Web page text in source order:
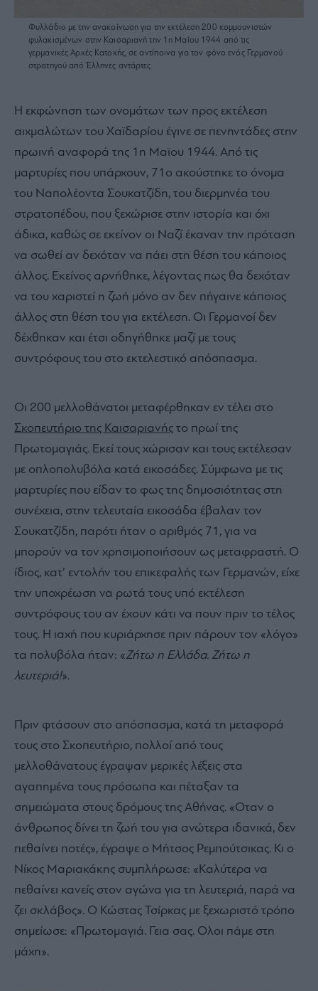
Φυλλάδιο με την ανακοίνωση για την εκτέλεση 200 κομμουνιστών
φυλακισμένων στην Καισαριανή την 1η Μαΐου 1944 από τις
γερμανικές Αρχές Κατοχής, σε αντίποινα για τον φόνο ενός Γερμανού
στρατηγού από Έλληνες αντάρτες.
Η εκφώνηση των ονομάτων των προς εκτέλεση
αιχμαλώτων του Χαϊδαρίου έγινε σε πενηντάδες στην
πρωινή αναφορά της 1η Μαϊου 1944. Από τις
μαρτυρίες που υπάρχουν, 71ο ακούστηκε το όνομα
του Ναπολέοντα Σουκατζίδη, του διερμηνέα του
στρατοπέδου, που ξεχώρισε στην ιστορία και όχι
άδικα, καθώς σε εκείνον οι Ναζί έκαναν την πρόταση
να σωθεί αν δεχόταν να πάει στη θέση του κάποιος
άλλος. Εκείνος αρνήθηκε, λέγοντας πως θα δεχόταν
να του χαριστεί η ζωή μόνο αν δεν πήγαινε κάποιος
άλλος στη θέση του για εκτέλεση. Οι Γερμανοί δεν
δέχθηκαν και έτσι οδηγήθηκε μαζί με τους
συντρόφους του στο εκτελεστικό απόσπασμα.
Οι 200 μελλοθάνατοι μεταφέρθηκαν εν τέλει στο
Σκοπευτήριο της Καισαριανής το πρωί της
Πρωτομαγιάς. Εκεί τους χώρισαν και τους εκτέλεσαν
με οπλοπολυβόλα κατά εικοσάδες. Σύμφωνα με τις
μαρτυρίες που είδαν το φως της δημοσιότητας στη
συνέχεια, στην τελευταία εικοσάδα έβαλαν τον
Σουκατζίδη, παρότι ήταν ο αριθμός 71, για να
μπορούν να τον χρησιμοποιήσουν ως μεταφραστή. Ο
ίδιος, κατ’ εντολήν του επικεφαλής των Γερμανών, είχε
την υποχρέωση να ρωτά τους υπό εκτέλεση
συντρόφους του αν έχουν κάτι να πουν πριν το τέλος
τους. Η ιαχή που κυριάρχησε πριν πάρουν τον «λόγο»
τα πολυβόλα ήταν: «Ζήτω η Ελλάδα. Ζήτω η
λευτεριά!».
Πριν φτάσουν στο απόσπασμα, κατά τη μεταφορά
τους στο Σκοπευτήριο, πολλοί από τους
μελλοθάνατους έγραψαν μερικές λέξεις στα
αγαπημένα τους πρόσωπα και πέταξαν τα
σημειώματα στους δρόμους της Αθήνας. «Οταν ο
άνθρωπος δίνει τη ζωή του για ανώτερα ιδανικά, δεν
πεθαίνει ποτές», έγραψε ο Μήτσος Ρεμπούτσικας. Κι ο
Νίκος Μαριακάκης συμπλήρωσε: «Καλύτερα να
πεθαίνει κανείς στον αγώνα για τη λευτεριά, παρά να
ζει σκλάβος». Ο Κώστας Τσίρκας με ξεχωριστό τρόπο
σημείωσε: «Πρωτομαγιά. Γεια σας. Ολοι πάμε στη
μάχη».